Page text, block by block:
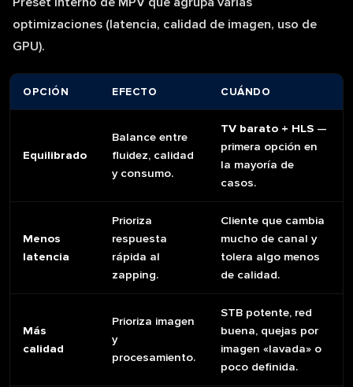
optimizaciones (latencia, calidad de imagen, uso de
GPU).
OPCIÓN EFECTO CUÁNDO
Equilibrado
Balance entre
fluidez, calidad
y consumo.
TV barato + HLS —
primera opción en
la mayoría de
casos.
Menos
latencia
Prioriza
respuesta
rápida al
zapping.
Cliente que cambia
mucho de canal y
tolera algo menos
de calidad.
Más
calidad
Prioriza imagen
y
procesamiento.
STB potente, red
buena, quejas por
imagen «lavada» o
poco definida.